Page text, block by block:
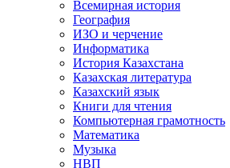
Всемирная история
География
ИЗО и черчение
Информатика
История Казахстана
Казахская литература
Казахский язык
Книги для чтения
Компьютерная грамотность
Математика
Музыка
НВП